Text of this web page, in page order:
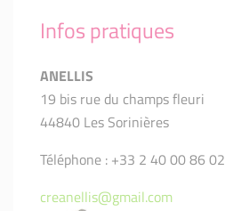
Infos pratiques
ANELLIS
19 bis rue du champs fleuri
44840 Les Sorinières
Téléphone : +33 2 40 00 86 02
creanellis@gmail.com